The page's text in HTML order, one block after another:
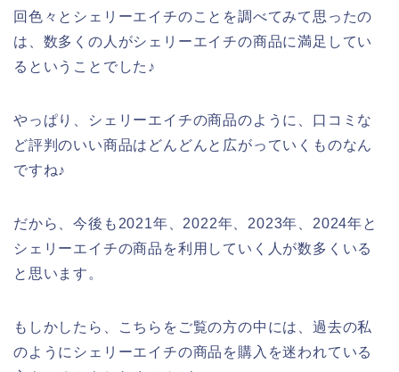
回色々とシェリーエイチのことを調べてみて思ったの
は、数多くの人がシェリーエイチの商品に満足してい
るということでした♪
やっぱり、シェリーエイチの商品のように、口コミな
ど評判のいい商品はどんどんと広がっていくものなん
ですね♪
だから、今後も2021年、2022年、2023年、2024年と
シェリーエイチの商品を利用していく人が数多くいる
と思います。
もしかしたら、こちらをご覧の方の中には、過去の私
のようにシェリーエイチの商品を購入を迷われている